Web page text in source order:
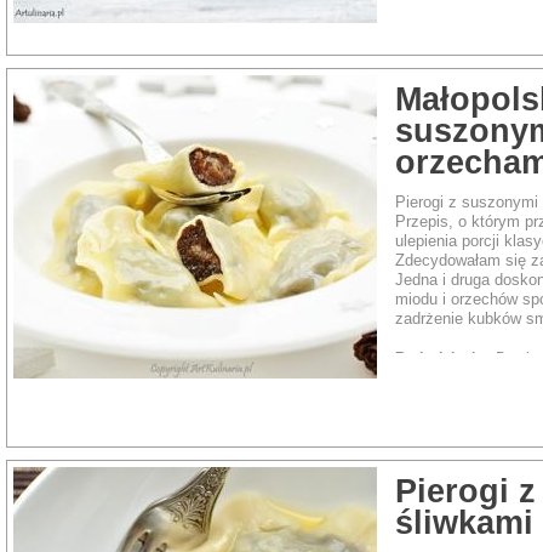
Pierogi z
Przepis, o którym
ulepienia porcji
Zdecydowałam się
Jedna i druga
miodu i orzechów
zadrżenie kubków
Rodzaj dania:
Pierogi
śliwkami